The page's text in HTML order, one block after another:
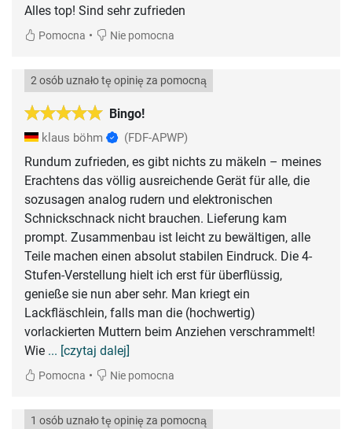
Alles top! Sind sehr zufrieden
Pomocna • Nie pomocna
Bingo!
2 osób uznało tę opinię za pomocną
klaus böhm (FDF-APWP)
Rundum zufrieden, es gibt nichts zu mäkeln – meines
Erachtens das völlig ausreichende Gerät für alle, die
sozusagen analog rudern und elektronischen
Schnickschnack nicht brauchen. Lieferung kam
prompt. Zusammenbau ist leicht zu bewältigen, alle
Teile machen einen absolut stabilen Eindruck. Die 4-
Stufen-Verstellung hielt ich erst für überflüssig,
genieße sie nun aber sehr. Man kriegt ein
Lackfläschlein, falls man die (hochwertig)
vorlackierten Muttern beim Anziehen verschrammelt!
Wie ... [czytaj dalej]
Pomocna • Nie pomocna
1 osób uznało tę opinię za pomocną